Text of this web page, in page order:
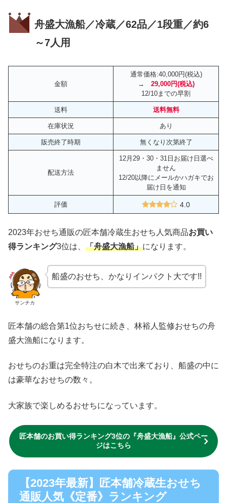
舟盛大漁船／冷蔵／62品／1段重／約6
～7人用
金額
通常価格:40,000円(税込)
→ 29,000円(税込)
12/10までの早割
送料 送料無料
在庫状況 あり
販売終了時期 無くなり次第終了
配送方法
12月29・30・31日お届け日選べ
ません
12/20以降にメールかハガキでお
届け日を通知
評価 4.0
2023年おせち通販の匠本舗冷蔵生おせち人気商品お買い
得ランキング3位は、 「舟盛大漁船」になります。
サンチカ
船盛のおせち、かなりインパクト大です!!
匠本舗の総合第1位おちせに続き、林裕人監修おせちの舟
盛大漁船になります。
おせちのお重は完全特注の白木で出来ており、船盛の中に
は豪華なおせちの数々。
大家族で楽しめるおせちになっています。
匠本舗のお買い得ランキング3位の『舟盛大漁船』公式ペー
ジはこちら
【2023年最新】匠本舗冷蔵生おせち
通販人気《定番》ランキング